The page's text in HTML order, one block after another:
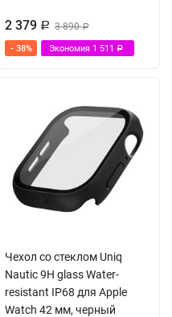
2 379 Р 3 890Р
- 38% Экономия 1 511 Р
Чехол со стеклом Uniq
Nautic 9H glass Water-
resistant IP68 для Apple
Watch 42 мм, черный